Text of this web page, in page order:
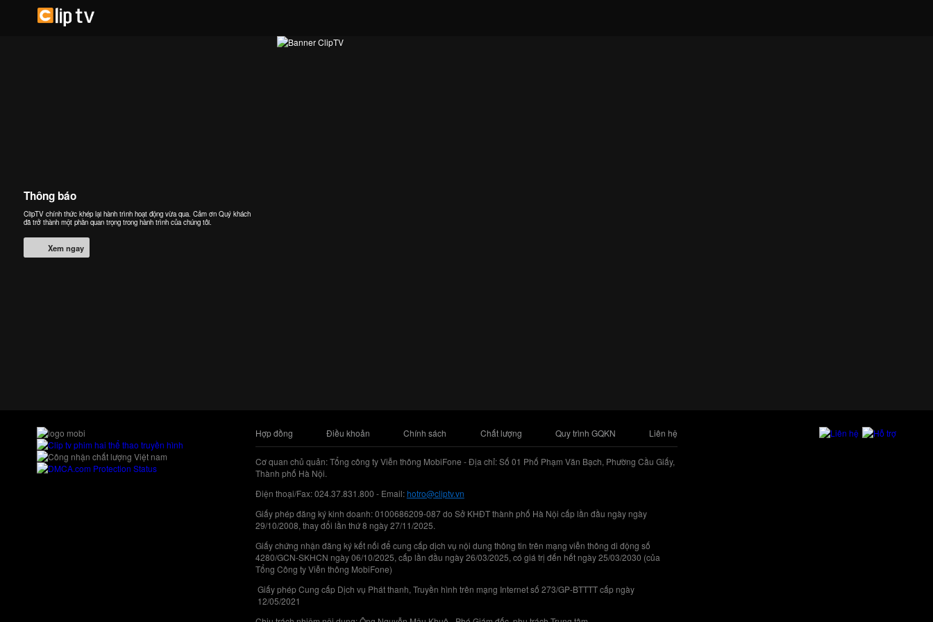
Thông báo
ClipTV chính thức khép lại hành trình hoạt động vừa qua. Cảm ơn Quý khách
đã trở thành một phần quan trọng trong hành trình của chúng tôi.
Xem ngay
Hợp đồng Điều khoản Chính sách Chất lượng Quy trình GQKN Liên hệ
Cơ quan chủ quản: Tổng công ty Viễn thông MobiFone - Địa chỉ: Số 01 Phố Phạm Văn Bạch, Phường Cầu Giấy,
Thành phố Hà Nội.
Điện thoại/Fax: 024.37.831.800 - Email:hotro@cliptv.vn
Giấy phép đăng ký kinh doanh: 0100686209-087 do Sở KHĐT thành phố Hà Nội cấp lần đầu ngày ngày
29/10/2008, thay đổi lần thứ 8 ngày 27/11/2025.
Giấy chứng nhận đăng ký kết nối để cung cấp dịch vụ nội dung thông tin trên mạng viễn thông di động số
4280/GCN-SKHCN ngày 06/10/2025, cấp lần đầu ngày 26/03/2025, có giá trị đến hết ngày 25/03/2030 (của
Tổng Công ty Viễn thông MobiFone)
Giấy phép Cung cấp Dịch vụ Phát thanh, Truyền hình trên mạng Internet số 273/GP-BTTTT cấp ngày
12/05/2021